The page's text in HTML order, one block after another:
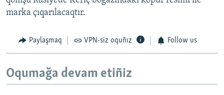
marka çıqarılacaqtır.
Paylaşmaq VPN-siz oquñız Follow us
Oqumağa devam etiñiz